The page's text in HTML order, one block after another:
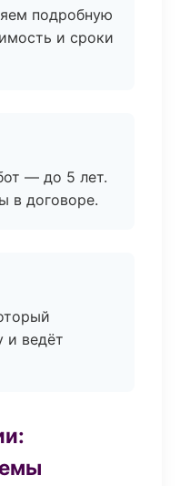
подробную
и сроки
— до 5 лет.
в договоре.
и ведёт